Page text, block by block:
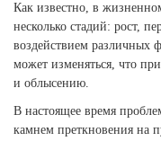
Как известно, в
несколько стадий: рост,
воздействием различных
может изменяться, что
и облысению.
В настоящее время
камнем преткновения на